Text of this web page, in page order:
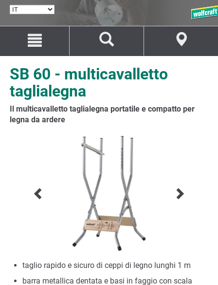
SELEZIONA
contenuto
navigazione
SB 60 - multicavalletto
taglialegna
Il multicavalletto taglialegna portatile e compatto per
legna da ardere
taglio rapido e sicuro di ceppi di legno lunghi 1 m
barra metallica dentata e basi in faggio con scala